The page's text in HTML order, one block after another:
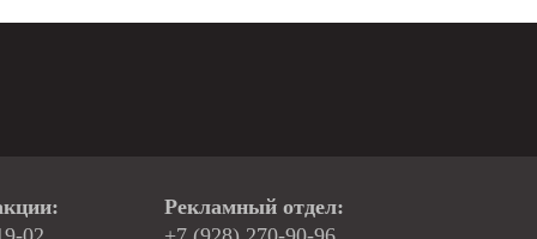
Рекламный отдел: